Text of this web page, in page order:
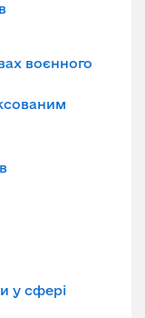
воєнного
у сфері